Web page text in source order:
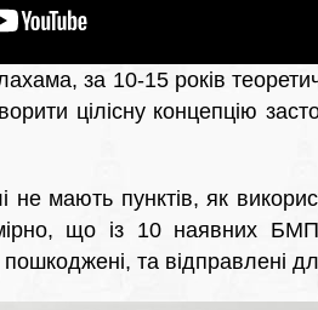
за 10-15 років
цілісну концепцію
не мають пунктів, як
що із 10 наявних
та відправлені